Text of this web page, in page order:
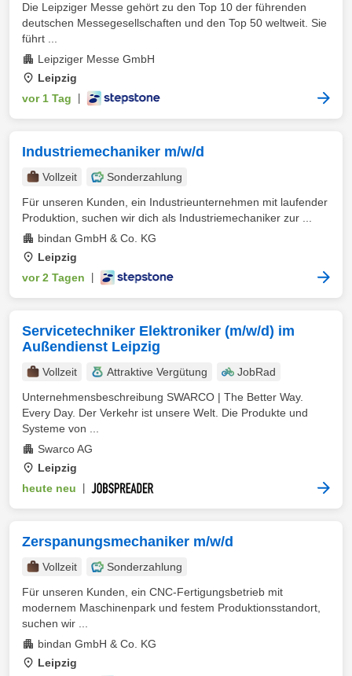
Die Leipziger Messe gehört zu den Top 10 der führenden
deutschen Messegesellschaften und den Top 50 weltweit. Sie
führt ...
Leipziger Messe GmbH
Leipzig
vor 1 Tag
Industriemechaniker m/w/d
Vollzeit
Sonderzahlung
Für unseren Kunden, ein Industrieunternehmen mit laufender
Produktion, suchen wir dich als Industriemechaniker zur ...
bindan GmbH & Co. KG
Leipzig
vor 2 Tagen
Servicetechniker Elektroniker (m/w/d) im
Außendienst Leipzig
Vollzeit Attraktive Vergütung
JobRad
Unternehmensbeschreibung SWARCO | The Better Way.
Every Day. Der Verkehr ist unsere Welt. Die Produkte und
Systeme von ...
Swarco AG
Leipzig
heute neu
Zerspanungsmechaniker m/w/d
Vollzeit
Sonderzahlung
Für unseren Kunden, ein CNC-Fertigungsbetrieb mit
modernem Maschinenpark und festem Produktionsstandort,
suchen wir ...
bindan GmbH & Co. KG
Leipzig